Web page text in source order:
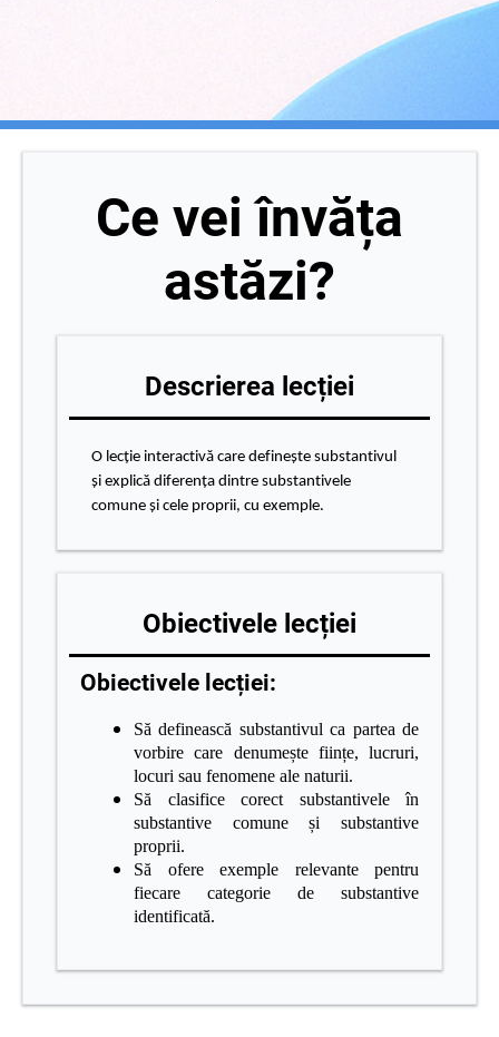
Ce vei învăța
astăzi?
Descrierea lecției
O lecție interactivă care definește substantivul
și explică diferența dintre substantivele
comune și cele proprii, cu exemple.
Obiectivele lecției
Obiectivele lecției:
Să definească substantivul ca partea de
vorbire care denumește ființe, lucruri,
locuri sau fenomene ale naturii.
Să clasifice corect substantivele în
substantive comune și substantive
proprii.
Să ofere exemple relevante pentru
fiecare categorie de substantive
identificată.